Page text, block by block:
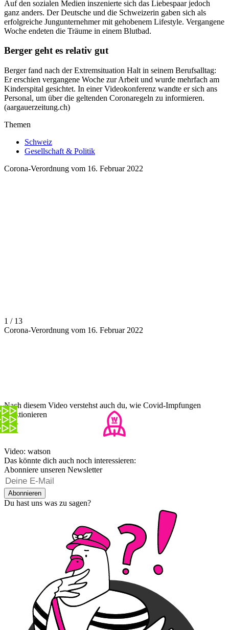
Auf den sozialen Medien inszenierte sich das Liebespaar jedoch
ganz anders. Der Deutsche und die Schweizerin gaben sich als
erfolgreiche Jungunternehmer mit gehobenem Lifestyle. Vergangene
Woche endeten die Träume in einem Blutbad.
Berger geht es relativ gut
Berger fand nach der Extremsituation Halt in seinem Berufsalltag:
Er erschien vergangene Woche zur Arbeit und wurde mehrfach am
Kinderspital gesichtet. In einer Videokonferenz wandte er sich ans
Personal, um über die geltenden Coronaregeln zu informieren.
(aargauerzeitung.ch)
Themen
Schweiz
Gesellschaft & Politik
Corona-Verordnung vom 16. Februar 2022
1 / 13
Corona-Verordnung vom 16. Februar 2022
Nach diesem Video verstehst auch du, wie Covid-Impfungen
funktionieren
Video: watson
Das könnte dich auch noch interessieren:
Abonniere unseren Newsletter
Abonnieren
Du hast uns was zu sagen?